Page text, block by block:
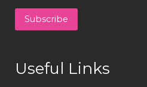
Useful Links